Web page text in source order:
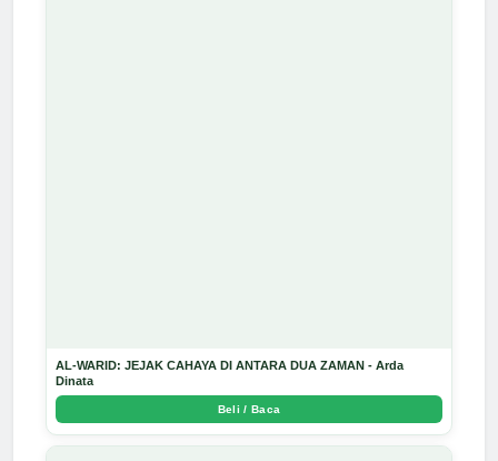
AL-WARID: JEJAK CAHAYA DI ANTARA DUA ZAMAN - Arda
Dinata
Beli / Baca